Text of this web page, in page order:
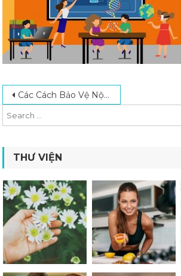
Post navigation
Các Cách Bảo Vệ Nội Dung Khóa Học Online Trên Mọi Nền Tảng
THƯ VIỆN